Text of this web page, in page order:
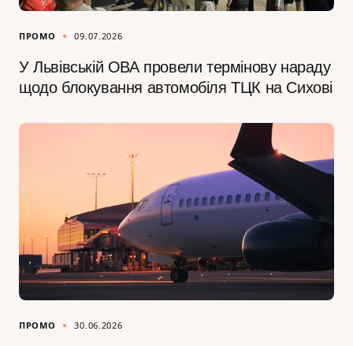
ПРОМО 09.07.2026
У Львівській ОВА провели термінову нараду
щодо блокування автомобіля ТЦК на Сихові
ПРОМО 30.06.2026